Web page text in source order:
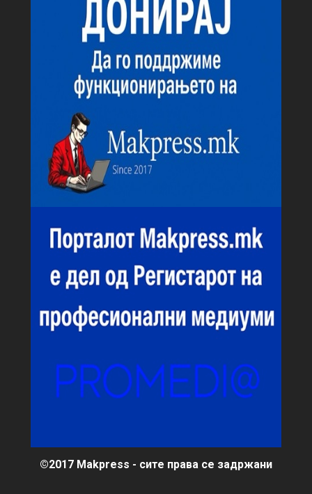
©2017 Makpress - сите права се задржани